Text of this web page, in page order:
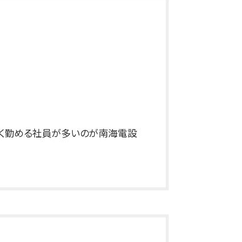
勤める社員が多いのが南海電設